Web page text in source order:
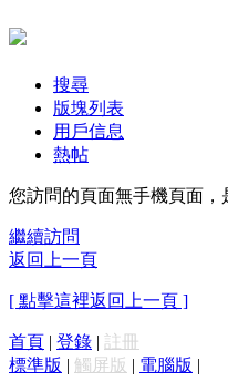
搜尋
版塊列表
用戶信息
熱帖
您訪問的頁面無手機頁面，
繼續訪問
返回上一頁
[ 點擊這裡返回上一頁 ]
首頁 | 登錄 | 註冊
標準版 | 觸屏版 | 電腦版 |